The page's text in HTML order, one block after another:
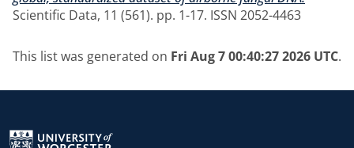
Scientific Data, 11 (561). pp. 1-17. ISSN 2052-4463
This list was generated on Fri Aug 7 00:40:27 2026 UTC.